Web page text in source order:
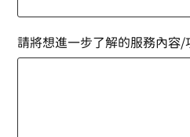
請將想進一步了解的服務內容/